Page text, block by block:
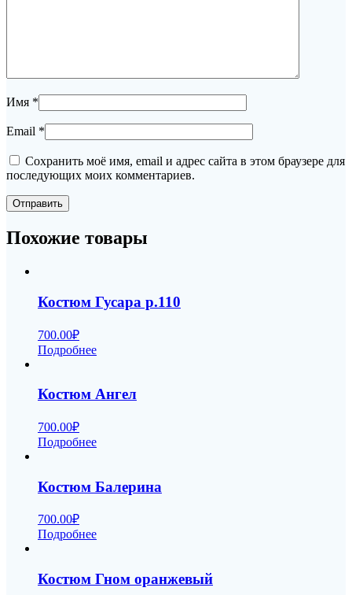
Имя *
Email *
Сохранить моё имя, email и адрес сайта в этом браузере для
последующих моих комментариев.
Похожие товары
Костюм Гусара р.110
700.00₽
Подробнее
Костюм Ангел
700.00₽
Подробнее
Костюм Балерина
700.00₽
Подробнее
Костюм Гном оранжевый